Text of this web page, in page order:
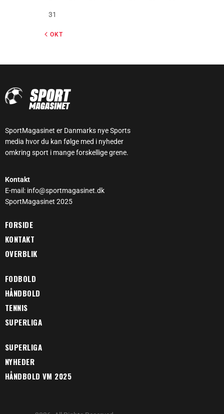
31
« OKT
SportMagasinet er Danmarks nye Sports
media hvor du kan følge med i nyheder
omkring sport i mange forskellige grene.
Kontakt
E-mail: info@sportmagasinet.dk
SportMagasinet 2025
FORSIDE
KONTAKT
OVERBLIK
FODBOLD
HÅNDBOLD
TENNIS
SUPERLIGA
SUPERLIGA
NYHEDER
HÅNDBOLD VM 2025